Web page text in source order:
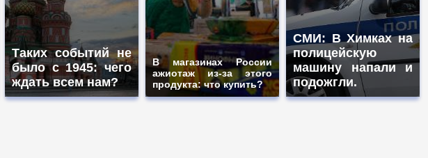
Таких событий не
было с 1945: чего
ждать всем нам?
В магазинах России
ажиотаж из-за этого
продукта: что купить?
СМИ: В Химках на
полицейскую
машину напали и
подожгли.